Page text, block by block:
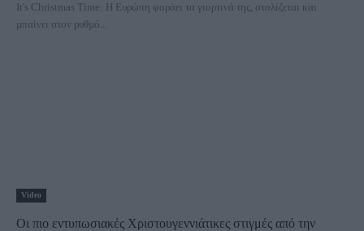
It's Christmas Time: Η Ευρώπη φοράει τα γιορτινά της, στολίζεται και
µπαίνει στον ρυθµό...
Video
Οι πιο εντυπωσιακές Χριστουγεννιάτικες στιγμές από την